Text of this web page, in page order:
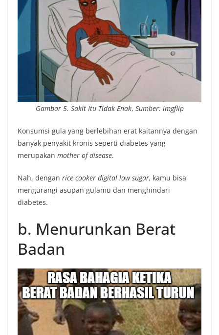
Gambar 5. Sakit Itu Tidak Enak, Sumber: imgflip
Konsumsi gula yang berlebihan erat kaitannya dengan
banyak penyakit kronis seperti diabetes yang
merupakan mother of disease.
Nah, dengan rice cooker digital low sugar, kamu bisa
mengurangi asupan gulamu dan menghindari
diabetes.
b. Menurunkan Berat
Badan